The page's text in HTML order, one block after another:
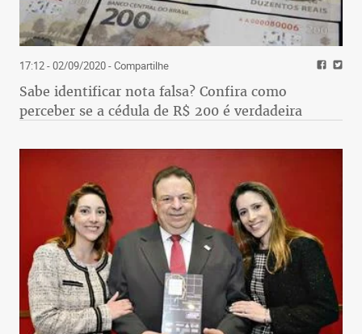
17:12 - 02/09/2020- Compartilhe
Sabe identificar nota falsa? Confira como
perceber se a cédula de R$ 200 é verdadeira